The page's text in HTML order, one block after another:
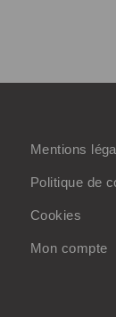
Mentions
Politique de
Cookies
Mon compte